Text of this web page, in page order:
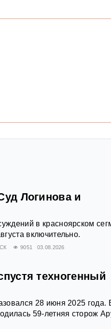
Логинова и
в красноярском
включительно.
9051 03.08.2026
техногенный
28 июня 2025 года.
59-летняя сторож